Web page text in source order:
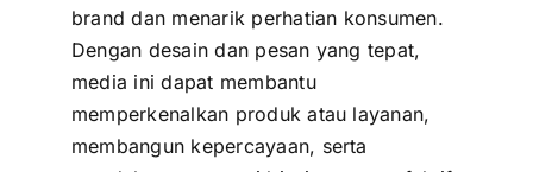
brand dan menarik perhatian konsumen.
Dengan desain dan pesan yang tepat,
media ini dapat membantu
memperkenalkan produk atau layanan,
membangun kepercayaan, serta